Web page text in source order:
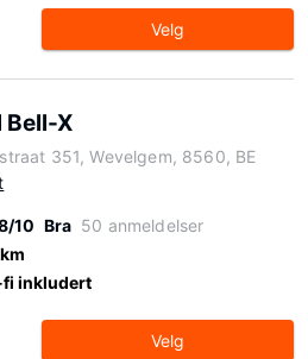
Velg
Bell-X
351, Wevelgem, 8560, BE
10 Bra 50 anmeldelser
inkludert
Velg